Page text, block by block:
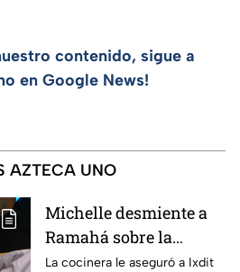
contenido, sigue a
en Google News!
AZTECA UNO
Michelle desmiente a
Ramahá sobre la
designación del Pin
La cocinera le aseguró a Ixdit